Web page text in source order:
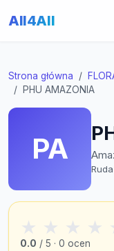
All4All
Strona główna
PHU AMAZONIA
PA
★ ★ ★ ★
0.0 / 5 · 0 ocen